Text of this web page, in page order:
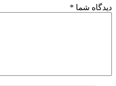
دیدگاه شما *